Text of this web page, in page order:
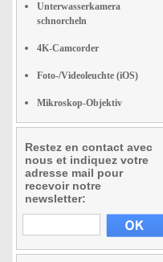
Unterwasserkamera
schnorcheln
4K-Camcorder
Foto-/Videoleuchte (iOS)
Mikroskop-Objektiv
Restez en contact avec
nous et indiquez votre
adresse mail pour
recevoir notre
newsletter: